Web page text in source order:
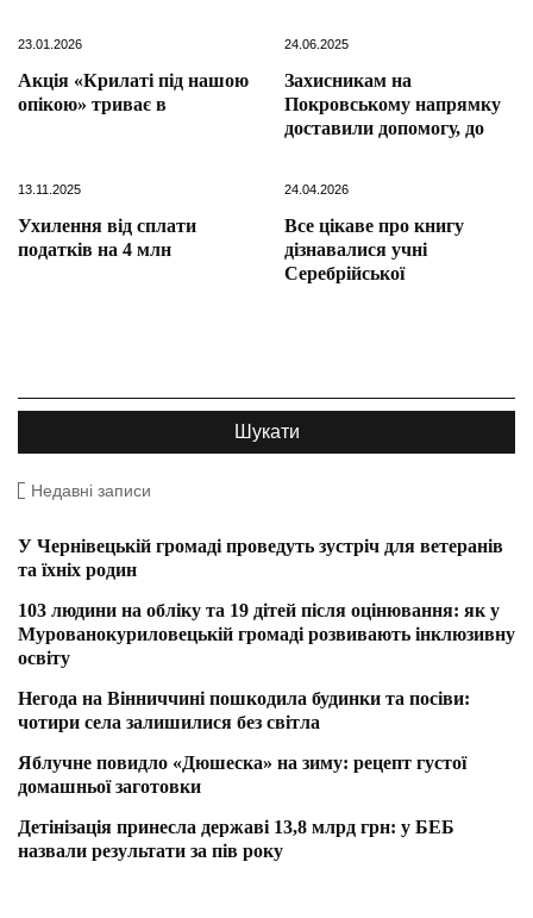
23.01.2026
Акція «Крилаті під нашою
опікою» триває в
24.06.2025
Захисникам на
Покровському напрямку
доставили допомогу, до
13.11.2025
Ухилення від сплати
податків на 4 млн
24.04.2026
Все цікаве про книгу
дізнавалися учні
Серебрійської
Недавні записи
У Чернівецькій громаді проведуть зустріч для ветеранів
та їхніх родин
103 людини на обліку та 19 дітей після оцінювання: як у
Мурованокуриловецькій громаді розвивають інклюзивну
освіту
Негода на Вінниччині пошкодила будинки та посіви:
чотири села залишилися без світла
Яблучне повидло «Дюшеска» на зиму: рецепт густої
домашньої заготовки
Детінізація принесла державі 13,8 млрд грн: у БЕБ
назвали результати за пів року